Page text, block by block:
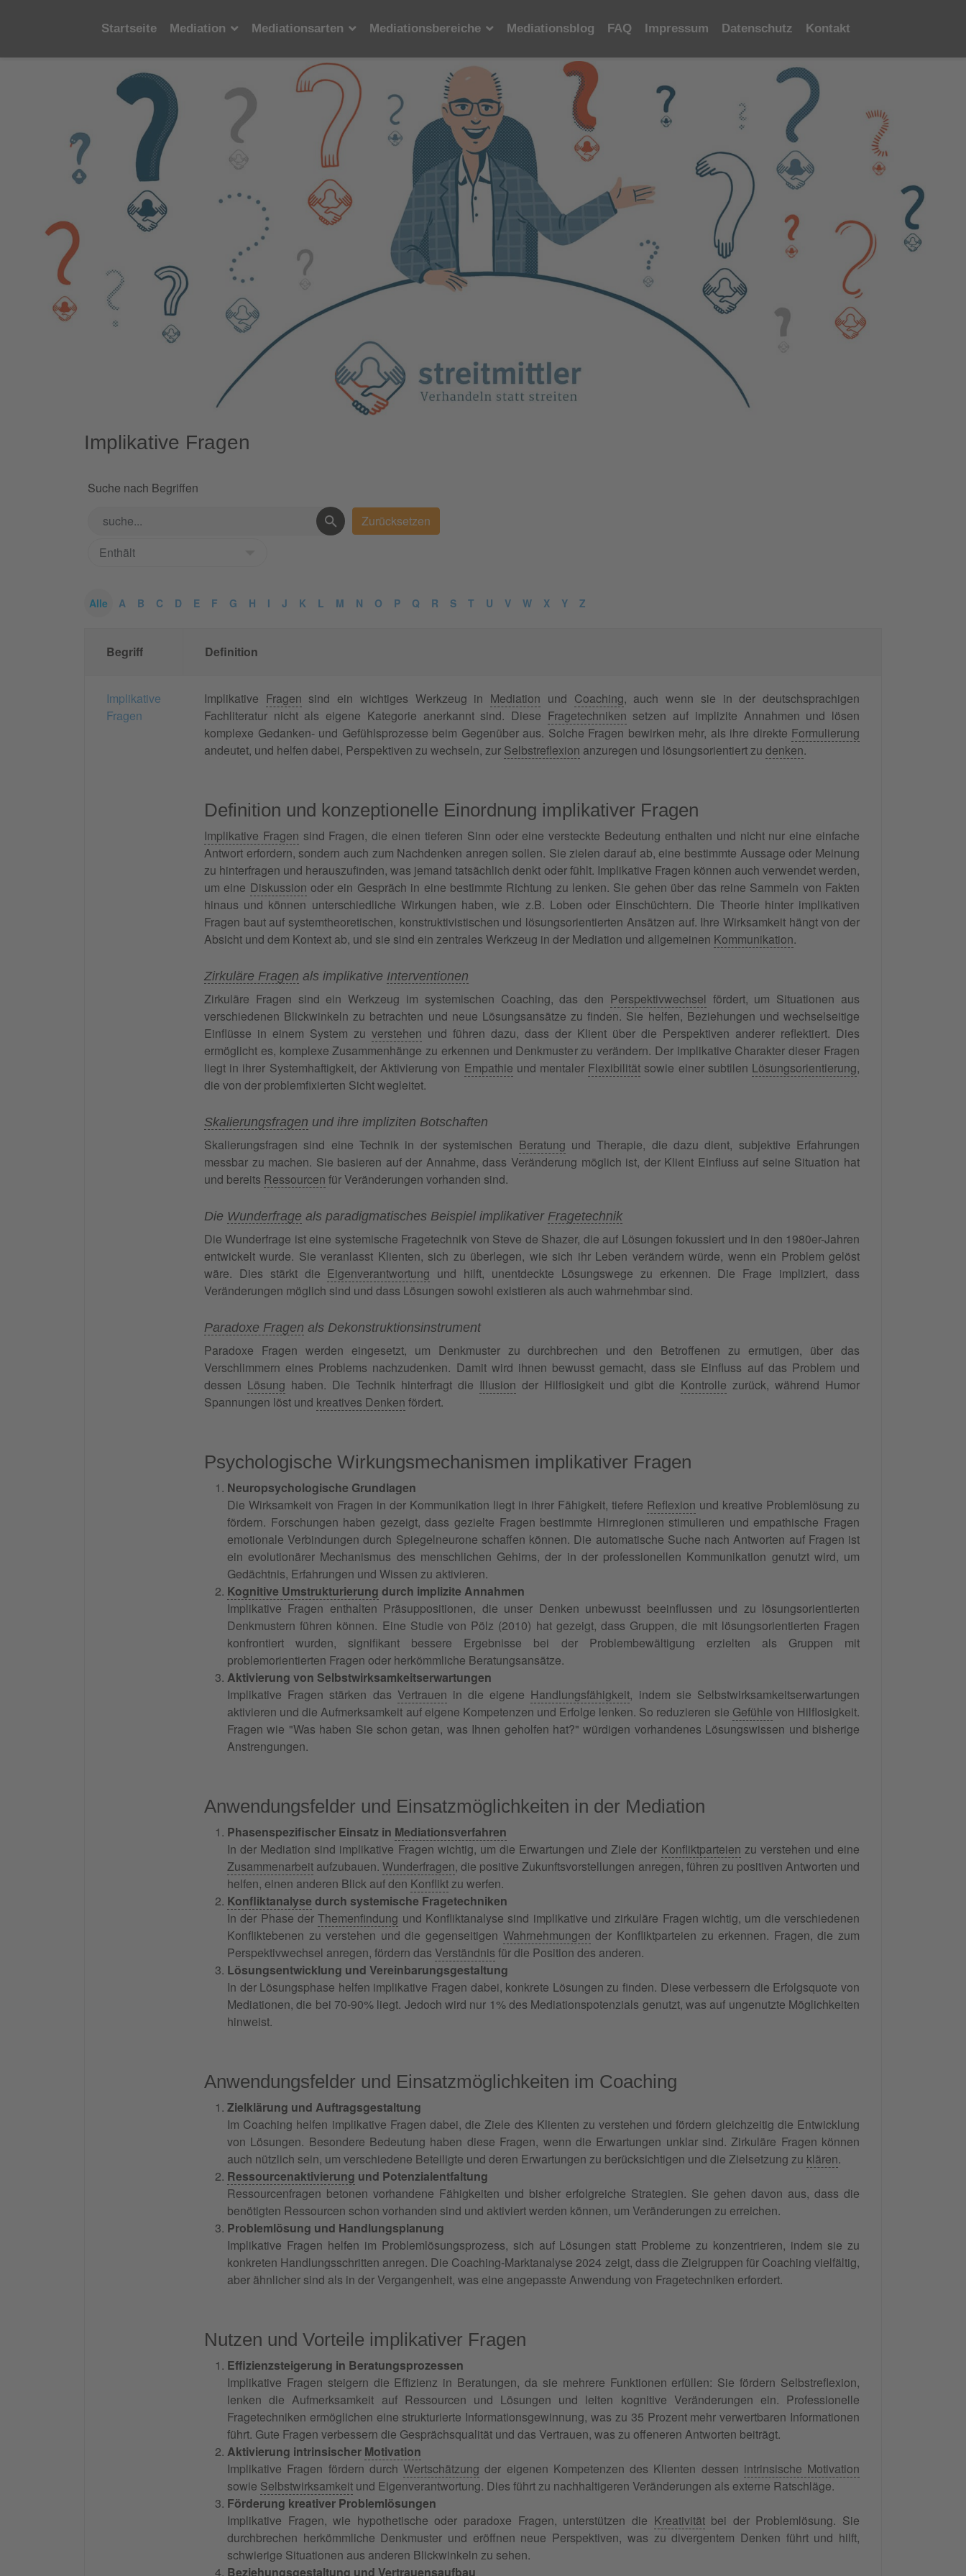
Startseite Mediation Mediationsarten Mediationsbereiche Mediationsblog FAQ Impressum Datenschutz Kontakt
Implikative Fragen
Suche nach Begriffen
Alle A B C D E F G H I J K L M N O P Q R S T U V W X Y Z
Begriff Definition
Implikative
Fragen
Implikative Fragen sind ein wichtiges Werkzeug in Mediation und Coaching, auch wenn sie in der deutschsprachigen
Fachliteratur nicht als eigene Kategorie anerkannt sind. Diese Fragetechniken setzen auf implizite Annahmen und lösen
komplexe Gedanken- und Gefühlsprozesse beim Gegenüber aus. Solche Fragen bewirken mehr, als ihre direkte Formulierung
andeutet, und helfen dabei, Perspektiven zu wechseln, zur Selbstreflexion anzuregen und lösungsorientiert zu denken.
Definition und konzeptionelle Einordnung implikativer Fragen
Implikative Fragen sind Fragen, die einen tieferen Sinn oder eine versteckte Bedeutung enthalten und nicht nur eine einfache
Antwort erfordern, sondern auch zum Nachdenken anregen sollen. Sie zielen darauf ab, eine bestimmte Aussage oder Meinung
zu hinterfragen und herauszufinden, was jemand tatsächlich denkt oder fühlt. Implikative Fragen können auch verwendet werden,
um eine Diskussion oder ein Gespräch in eine bestimmte Richtung zu lenken. Sie gehen über das reine Sammeln von Fakten
hinaus und können unterschiedliche Wirkungen haben, wie z.B. Loben oder Einschüchtern. Die Theorie hinter implikativen
Fragen baut auf systemtheoretischen, konstruktivistischen und lösungsorientierten Ansätzen auf. Ihre Wirksamkeit hängt von der
Absicht und dem Kontext ab, und sie sind ein zentrales Werkzeug in der Mediation und allgemeinen Kommunikation.
Zirkuläre Fragen als implikative Interventionen
Zirkuläre Fragen sind ein Werkzeug im systemischen Coaching, das den Perspektivwechsel fördert, um Situationen aus
verschiedenen Blickwinkeln zu betrachten und neue Lösungsansätze zu finden. Sie helfen, Beziehungen und wechselseitige
Einflüsse in einem System zu verstehen und führen dazu, dass der Klient über die Perspektiven anderer reflektiert. Dies
ermöglicht es, komplexe Zusammenhänge zu erkennen und Denkmuster zu verändern. Der implikative Charakter dieser Fragen
liegt in ihrer Systemhaftigkeit, der Aktivierung von Empathie und mentaler Flexibilität sowie einer subtilen Lösungsorientierung,
die von der problemfixierten Sicht wegleitet.
Skalierungsfragen und ihre impliziten Botschaften
Skalierungsfragen sind eine Technik in der systemischen Beratung und Therapie, die dazu dient, subjektive Erfahrungen
messbar zu machen. Sie basieren auf der Annahme, dass Veränderung möglich ist, der Klient Einfluss auf seine Situation hat
und bereits Ressourcen für Veränderungen vorhanden sind.
Die Wunderfrage als paradigmatisches Beispiel implikativer Fragetechnik
Die Wunderfrage ist eine systemische Fragetechnik von Steve de Shazer, die auf Lösungen fokussiert und in den 1980er-Jahren
entwickelt wurde. Sie veranlasst Klienten, sich zu überlegen, wie sich ihr Leben verändern würde, wenn ein Problem gelöst
wäre. Dies stärkt die Eigenverantwortung und hilft, unentdeckte Lösungswege zu erkennen. Die Frage impliziert, dass
Veränderungen möglich sind und dass Lösungen sowohl existieren als auch wahrnehmbar sind.
Paradoxe Fragen als Dekonstruktionsinstrument
Paradoxe Fragen werden eingesetzt, um Denkmuster zu durchbrechen und den Betroffenen zu ermutigen, über das
Verschlimmern eines Problems nachzudenken. Damit wird ihnen bewusst gemacht, dass sie Einfluss auf das Problem und
dessen Lösung haben. Die Technik hinterfragt die Illusion der Hilflosigkeit und gibt die Kontrolle zurück, während Humor
Spannungen löst und kreatives Denken fördert.
Psychologische Wirkungsmechanismen implikativer Fragen
Neuropsychologische Grundlagen
Die Wirksamkeit von Fragen in der Kommunikation liegt in ihrer Fähigkeit, tiefere Reflexion und kreative Problemlösung zu
fördern. Forschungen haben gezeigt, dass gezielte Fragen bestimmte Hirnregionen stimulieren und empathische Fragen
emotionale Verbindungen durch Spiegelneurone schaffen können. Die automatische Suche nach Antworten auf Fragen ist
ein evolutionärer Mechanismus des menschlichen Gehirns, der in der professionellen Kommunikation genutzt wird, um
Gedächtnis, Erfahrungen und Wissen zu aktivieren.
Kognitive Umstrukturierung durch implizite Annahmen
Implikative Fragen enthalten Präsuppositionen, die unser Denken unbewusst beeinflussen und zu lösungsorientierten
Denkmustern führen können. Eine Studie von Pölz (2010) hat gezeigt, dass Gruppen, die mit lösungsorientierten Fragen
konfrontiert wurden, signifikant bessere Ergebnisse bei der Problembewältigung erzielten als Gruppen mit
problemorientierten Fragen oder herkömmliche Beratungsansätze.
Aktivierung von Selbstwirksamkeitserwartungen
Implikative Fragen stärken das Vertrauen in die eigene Handlungsfähigkeit, indem sie Selbstwirksamkeitserwartungen
aktivieren und die Aufmerksamkeit auf eigene Kompetenzen und Erfolge lenken. So reduzieren sie Gefühle von Hilflosigkeit.
Fragen wie "Was haben Sie schon getan, was Ihnen geholfen hat?" würdigen vorhandenes Lösungswissen und bisherige
Anstrengungen.
Anwendungsfelder und Einsatzmöglichkeiten in der Mediation
Phasenspezifischer Einsatz in Mediationsverfahren
In der Mediation sind implikative Fragen wichtig, um die Erwartungen und Ziele der Konfliktparteien zu verstehen und eine
Zusammenarbeit aufzubauen.Wunderfragen, die positive Zukunftsvorstellungen anregen, führen zu positiven Antworten und
helfen, einen anderen Blick auf den Konfliktzu werfen.
Konfliktanalyse durch systemische Fragetechniken
In der Phase derThemenfindung und Konfliktanalyse sind implikative und zirkuläre Fragen wichtig, um die verschiedenen
Konfliktebenen zu verstehen und die gegenseitigen Wahrnehmungen der Konfliktparteien zu erkennen. Fragen, die zum
Perspektivwechsel anregen, fördern das Verständnis für die Position des anderen.
Lösungsentwicklung und Vereinbarungsgestaltung
In der Lösungsphase helfen implikative Fragen dabei, konkrete Lösungen zu finden. Diese verbessern die Erfolgsquote von
Mediationen, die bei 70-90% liegt. Jedoch wird nur 1% des Mediationspotenzials genutzt, was auf ungenutzte Möglichkeiten
hinweist.
Anwendungsfelder und Einsatzmöglichkeiten im Coaching
Zielklärung und Auftragsgestaltung
Im Coaching helfen implikative Fragen dabei, die Ziele des Klienten zu verstehen und fördern gleichzeitig die Entwicklung
von Lösungen. Besondere Bedeutung haben diese Fragen, wenn die Erwartungen unklar sind. Zirkuläre Fragen können
auch nützlich sein, um verschiedene Beteiligte und deren Erwartungen zu berücksichtigen und die Zielsetzung zu klären.
Ressourcenaktivierung und Potenzialentfaltung
Ressourcenfragen betonen vorhandene Fähigkeiten und bisher erfolgreiche Strategien. Sie gehen davon aus, dass die
benötigten Ressourcen schon vorhanden sind und aktiviert werden können, um Veränderungen zu erreichen.
Problemlösung und Handlungsplanung
Implikative Fragen helfen im Problemlösungsprozess, sich auf Lösungen statt Probleme zu konzentrieren, indem sie zu
konkreten Handlungsschritten anregen. Die Coaching-Marktanalyse 2024 zeigt, dass die Zielgruppen für Coaching vielfältig,
aber ähnlicher sind als in der Vergangenheit, was eine angepasste Anwendung von Fragetechniken erfordert.
Nutzen und Vorteile implikativer Fragen
Effizienzsteigerung in Beratungsprozessen
Implikative Fragen steigern die Effizienz in Beratungen, da sie mehrere Funktionen erfüllen: Sie fördern Selbstreflexion,
lenken die Aufmerksamkeit auf Ressourcen und Lösungen und leiten kognitive Veränderungen ein. Professionelle
Fragetechniken ermöglichen eine strukturierte Informationsgewinnung, was zu 35 Prozent mehr verwertbaren Informationen
führt. Gute Fragen verbessern die Gesprächsqualität und das Vertrauen, was zu offeneren Antworten beiträgt.
Aktivierung intrinsischer Motivation
Implikative Fragen fördern durch Wertschätzung der eigenen Kompetenzen des Klienten dessen intrinsische Motivation
sowie Selbstwirksamkeit und Eigenverantwortung. Dies führt zu nachhaltigeren Veränderungen als externe Ratschläge.
Förderung kreativer Problemlösungen
Implikative Fragen, wie hypothetische oder paradoxe Fragen, unterstützen die Kreativitätbei der Problemlösung. Sie
durchbrechen herkömmliche Denkmuster und eröffnen neue Perspektiven, was zu divergentem Denken führt und hilft,
schwierige Situationen aus anderen Blickwinkeln zu sehen.
Beziehungsgestaltung und Vertrauensaufbau